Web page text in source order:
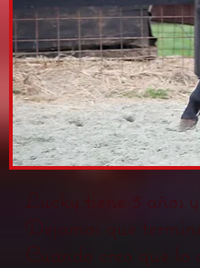
Lucky tiene 3 años
Dejamos que
Cuando creo que